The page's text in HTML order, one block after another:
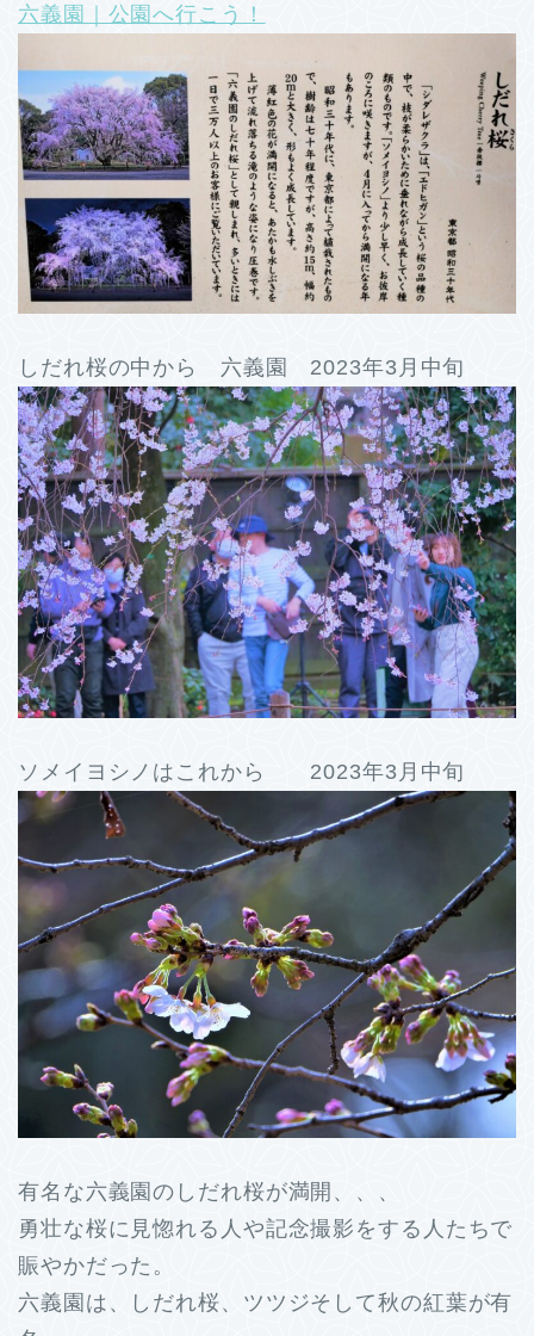
六義園｜公園へ行こう！
しだれ桜の中から 六義園 2023年3月中旬
ソメイヨシノはこれから 2023年3月中旬
有名な六義園のしだれ桜が満開、、、
勇壮な桜に見惚れる人や記念撮影をする人たちで
賑やかだった。
六義園は、しだれ桜、ツツジそして秋の紅葉が有